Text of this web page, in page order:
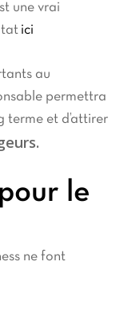
une vrai
ici
au
permettra
terme et d’attirer
le
ne font